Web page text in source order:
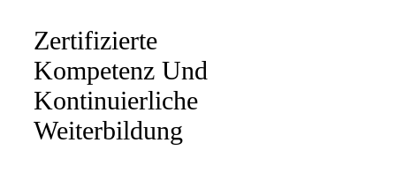
Zertifizierte
Kompetenz Und
Kontinuierliche
Weiterbildung